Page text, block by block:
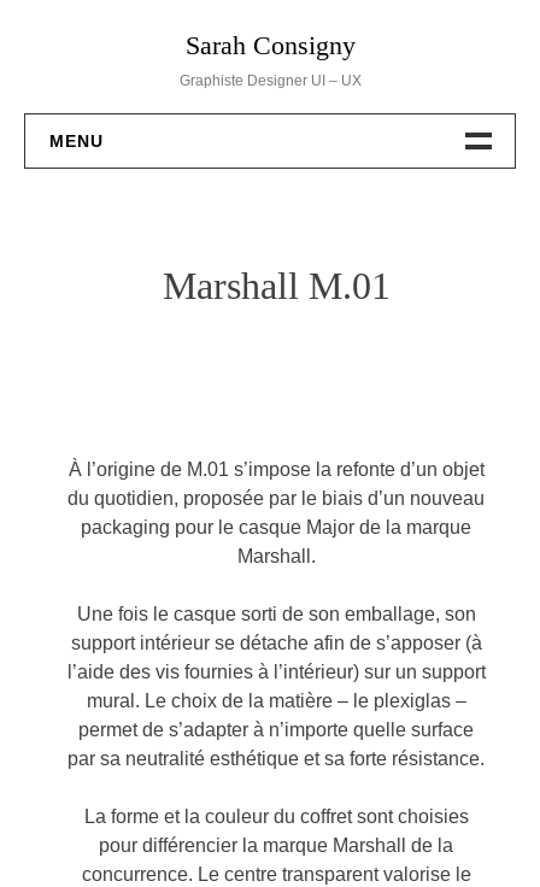
Sarah Consigny
Graphiste Designer UI – UX
MENU
WEB DESIGN
HELLO
Marshall M.01
À l’origine de M.01 s’impose la refonte d’un objet
du quotidien, proposée par le biais d’un nouveau
packaging pour le casque Major de la marque
Marshall.
Une fois le casque sorti de son emballage, son
support intérieur se détache afin de s’apposer (à
l’aide des vis fournies à l’intérieur) sur un support
mural. Le choix de la matière – le plexiglas –
permet de s’adapter à n’importe quelle surface
par sa neutralité esthétique et sa forte résistance.
La forme et la couleur du coffret sont choisies
pour différencier la marque Marshall de la
concurrence. Le centre transparent valorise le